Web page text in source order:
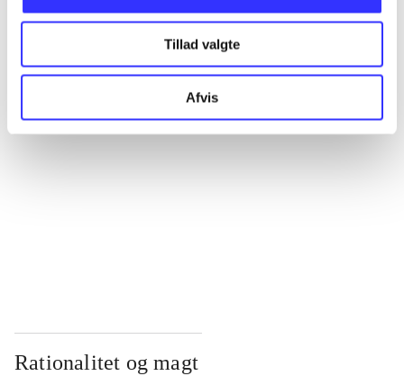
Tillad valgte
Afvis
Rationalitet og magt